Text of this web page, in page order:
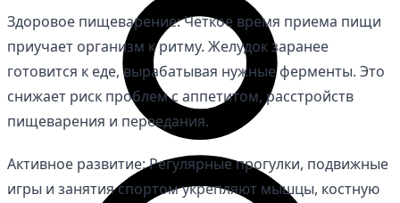
Здоровое пищеварение: Четкое время приема пищи
приучает организм к ритму. Желудок заранее
готовится к еде, вырабатывая нужные ферменты. Это
снижает риск проблем с аппетитом, расстройств
пищеварения и переедания.
Активное развитие: Регулярные прогулки, подвижные
игры и занятия спортом укрепляют мышцы, костную